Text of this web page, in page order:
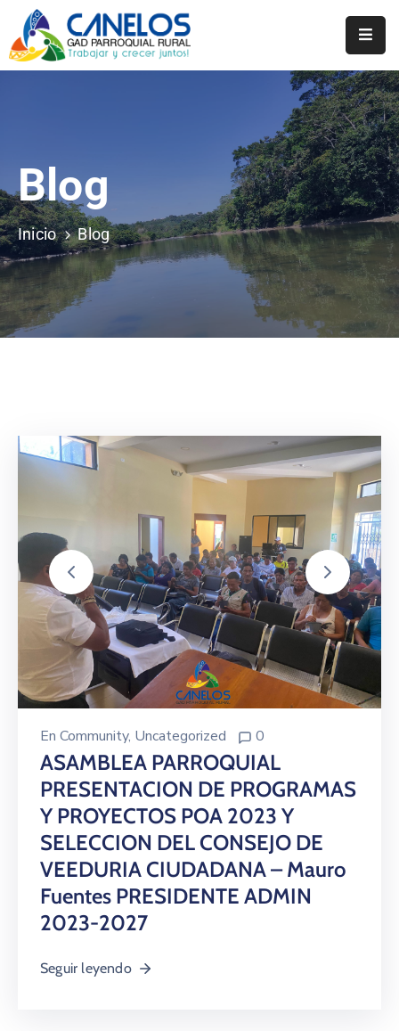
Noticias
Biblioteca
Blog
Inicio Blog
En Community‚ Uncategorized 0
ASAMBLEA PARROQUIAL
PRESENTACION DE PROGRAMAS
Y PROYECTOS POA 2023 Y
SELECCION DEL CONSEJO DE
VEEDURIA CIUDADANA – Mauro
Fuentes PRESIDENTE ADMIN
2023-2027
Seguir leyendo